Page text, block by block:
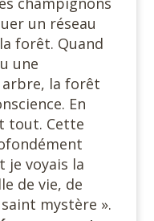
un réseau
forêt. Quand
une
la forêt
En
tout. Cette
je voyais la
de vie, de
mystère ».